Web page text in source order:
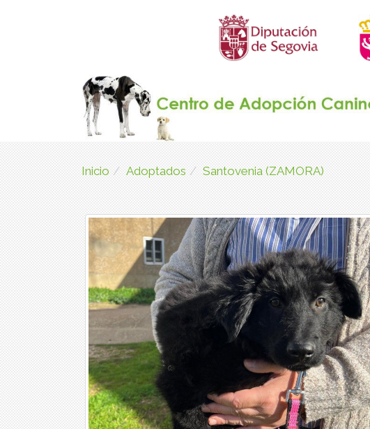
Inicio Adoptados Santovenia (ZAMORA)